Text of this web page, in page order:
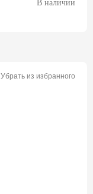
В наличии
Убрать из избранного